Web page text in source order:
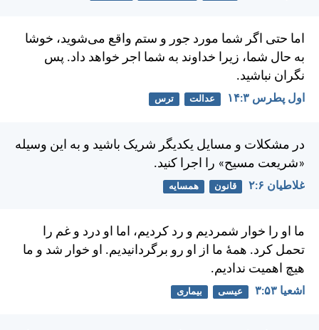
اما حتی اگر شما مورد جور و ستم واقع می‌شويد، خوشا
به حال شما، زيرا خداوند به شما اجر خواهد داد. پس
نگران نباشيد.
اول پطرس ۳:‏۱۴ عدالت ترس
در مشكلات و مسايل يكديگر شريک باشيد و به اين وسيله
«شريعت مسيح» را اجرا كنيد.
غلاطيان ۶:‏۲ قانون همسایه
ما او را خوار شمرديم و رد كرديم، اما او درد و غم را
تحمل كرد. همهٔ ما از او رو برگردانيديم. او خوار شد و ما
هيچ اهميت نداديم.
اشعيا ۵۳:‏۳ عیسی بیماری